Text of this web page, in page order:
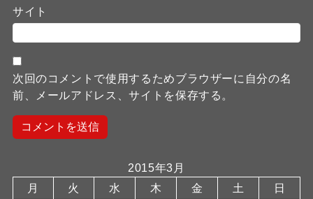
サイト
次回のコメントで使用するためブラウザーに自分の名
前、メールアドレス、サイトを保存する。
2015年3月
月
火 水 木 金 土
日